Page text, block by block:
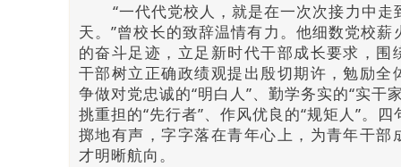
“一代代党校人，就是在一次次接力中走
天。”曾校长的致辞温情有力。他细数党校薪
的奋斗足迹，立足新时代干部成长要求，围
干部树立正确政绩观提出殷切期许，勉励全
争做对党忠诚的“明白人”、勤学务实的“实干
挑重担的“先行者”、作风优良的“规矩人”。四
掷地有声，字字落在青年心上，为青年干部
才明晰航向。